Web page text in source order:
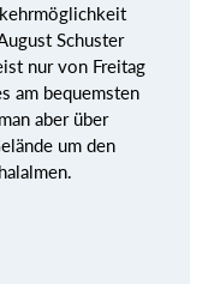
Schuster
nur von Freitag
am bequemsten
aber über
um den